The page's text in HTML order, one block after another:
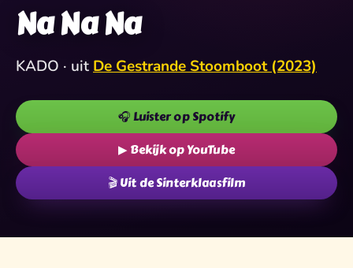
✦
✶
✧
✦
✶
★✧
✦ ✶
★
✧
Na Na Na
KADO · uit De Gestrande Stoomboot (2023)
🎧 Luister op Spotify
▶ Bekijk op YouTube
🎬 Uit de Sinterklaasfilm